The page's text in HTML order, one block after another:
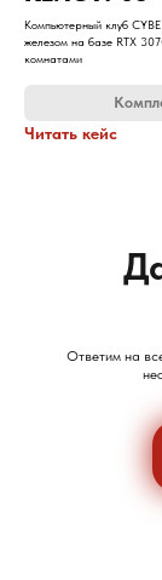
Компьютерный клуб
железом на базе RTX
комнатами
Читать кейс
Ответим на